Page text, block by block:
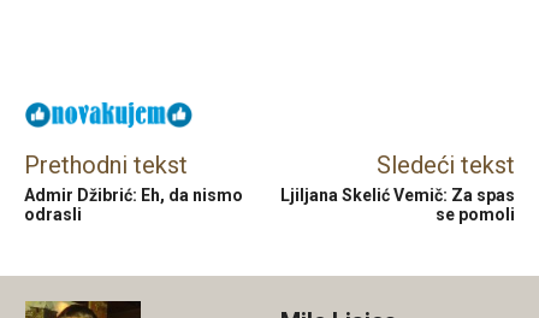
Prethodni tekst
Admir Džibrić: Eh, da nismo
odrasli
Sledeći tekst
Ljiljana Skelić Vemič: Za spas
se pomoli